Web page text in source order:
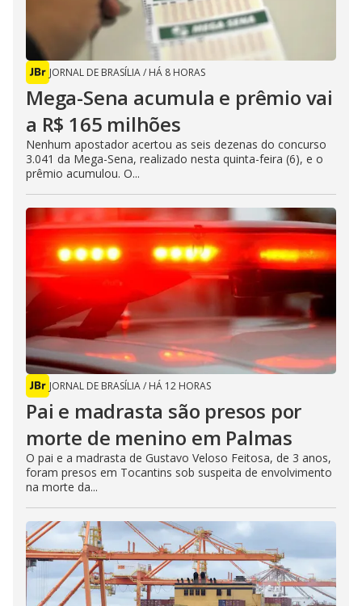
JORNAL DE BRASÍLIA/ HÁ 8 HORAS
Mega-Sena acumula e prêmio vai
a R$ 165 milhões
Nenhum apostador acertou as seis dezenas do concurso
3.041 da Mega-Sena, realizado nesta quinta-feira (6), e o
prêmio acumulou. O...
JORNAL DE BRASÍLIA/ HÁ 12 HORAS
Pai e madrasta são presos por
morte de menino em Palmas
O pai e a madrasta de Gustavo Veloso Feitosa, de 3 anos,
foram presos em Tocantins sob suspeita de envolvimento
na morte da...